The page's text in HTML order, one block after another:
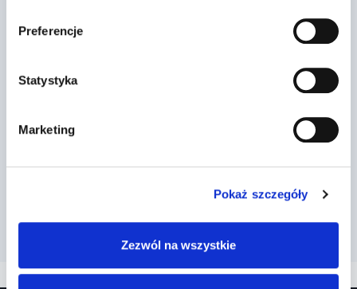
Preferencje
Statystyka
Marketing
Pokaż szczegóły
Zezwól na wszystkie
każdym przypadku, po zażyciu leku